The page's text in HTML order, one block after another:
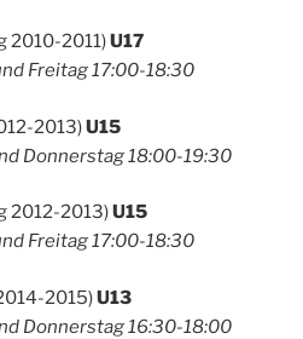
2010-2011)U17
Freitag 17:00-18:30
2013)U15
Donnerstag 18:00-19:30
2012-2013)U15
Freitag 17:00-18:30
2015)U13
Donnerstag 16:30-18:00